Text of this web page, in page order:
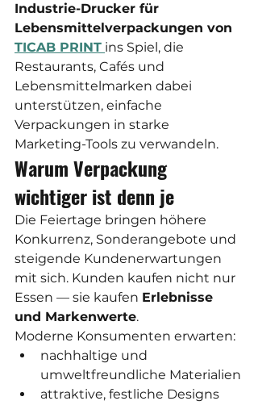
Industrie-Drucker für
Lebensmittelverpackungen von
TICAB PRINT ins Spiel, die
Restaurants, Cafés und
Lebensmittelmarken dabei
unterstützen, einfache
Verpackungen in starke
Marketing-Tools zu verwandeln.
Warum Verpackung
wichtiger ist denn je
Die Feiertage bringen höhere
Konkurrenz, Sonderangebote und
steigende Kundenerwartungen
mit sich. Kunden kaufen nicht nur
Essen — sie kaufen Erlebnisse
und Markenwerte.
Moderne Konsumenten erwarten:
nachhaltige und
umweltfreundliche Materialien
attraktive, festliche Designs